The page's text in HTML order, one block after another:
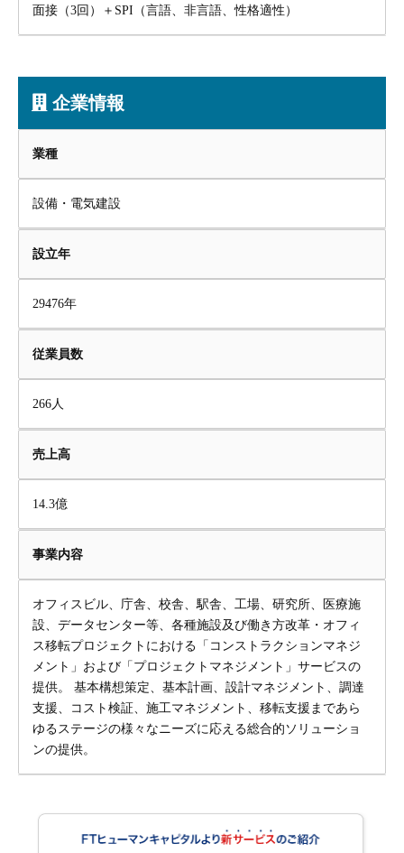
面接（3回）＋SPI（言語、非言語、性格適性）
企業情報
業種
設備・電気建設
設立年
29476年
従業員数
266人
売上高
14.3億
事業内容
オフィスビル、庁舎、校舎、駅舎、工場、研究所、医療施
設、データセンター等、各種施設及び働き方改革・オフィ
ス移転プロジェクトにおける「コンストラクションマネジ
メント」および「プロジェクトマネジメント」サービスの
提供。 基本構想策定、基本計画、設計マネジメント、調達
支援、コスト検証、施工マネジメント、移転支援まであら
ゆるステージの様々なニーズに応える総合的ソリューショ
ンの提供。